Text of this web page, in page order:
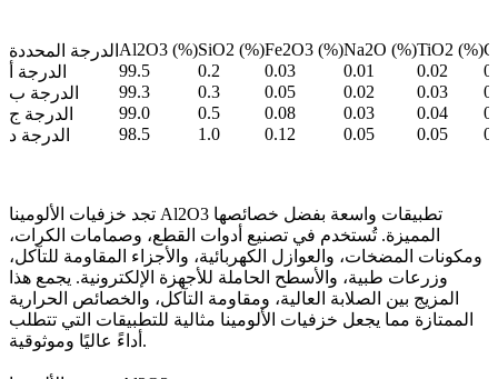
الدرجة المحددة Al2O3 (%)SiO2 (%)Fe2O3 (%)Na2O (%)TiO2 (%)
الدرجة أ
99.5 0.2 0.03 0.01 0.02
الدرجة ب
99.3 0.3 0.05 0.02 0.03
الدرجة ج
99.0 0.5 0.08 0.03 0.04
الدرجة د
98.5 1.0 0.12 0.05 0.05
تجد خزفيات الألومينا Al2O3 تطبيقات واسعة بفضل خصائصها
المميزة. تُستخدم في تصنيع أدوات القطع، وصمامات الكرات،
ومكونات المضخات، والعوازل الكهربائية، والأجزاء المقاومة للتآكل،
وزرعات طبية، والأسطح الحاملة للأجهزة الإلكترونية. يجمع هذا
المزيج بين الصلابة العالية، ومقاومة التآكل، والخصائص الحرارية
الممتازة مما يجعل خزفيات الألومينا مثالية للتطبيقات التي تتطلب
أداءً عاليًا وموثوقية.